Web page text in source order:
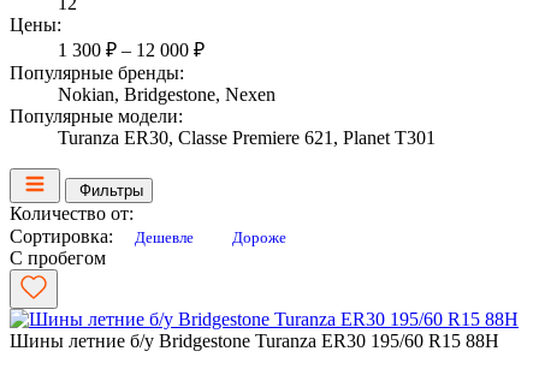
Цены:
1 300 ₽ – 12 000 ₽
Популярные бренды:
Nokian, Bridgestone, Nexen
Популярные модели:
Turanza ER30, Classe Premiere 621, Planet T301
Фильтры
Количество от:
Сортировка:
Дешевле Дороже
С пробегом
Шины летние б/у Bridgestone Turanza ER30 195/60 R15 88H